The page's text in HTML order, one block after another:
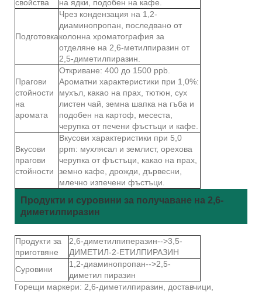
свойства на ядки, подобен на кафе.
Подготовка
Чрез кондензация на 1,2-
диаминопропан, последвано от
колонна хроматография за
отделяне на 2,6-метилпиразин от
2,5-диметилпиразин.
Прагови
стойности
на
аромата
Откриване: 400 до 1500 ppb.
Ароматни характеристики при 1,0%:
мухъл, какао на прах, тютюн, сух
листен чай, земна шапка на гъба и
подобен на картоф, месеста,
черупка от печени фъстъци и кафе.
Вкусови
прагови
стойности
Вкусови характеристики при 5,0
ppm: мухлясал и землист, орехова
черупка от фъстъци, какао на прах,
земно кафе, дрожди, дървесни,
млечно изпечени фъстъци.
Продукти и суровини за получаване на 2,6-
диметилпиразин
Продукти за
приготвяне
2,6-диметилпиперазин-->3,5-
ДИМЕТИЛ-2-ЕТИЛПИРАЗИН
Суровини
1,2-диаминопропан-->2,5-
диметил пиразин
Горещи маркери: 2,6-диметилпиразин, доставчици,